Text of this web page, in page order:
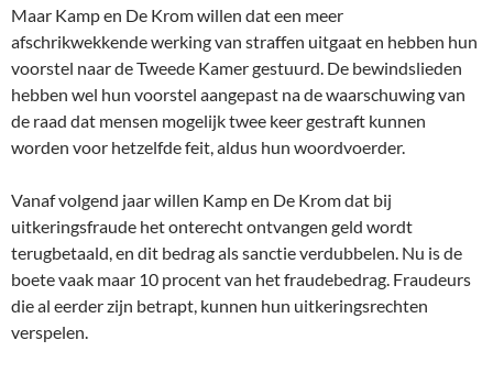
Maar Kamp en De Krom willen dat een meer
afschrikwekkende werking van straffen uitgaat en hebben hun
voorstel naar de Tweede Kamer gestuurd. De bewindslieden
hebben wel hun voorstel aangepast na de waarschuwing van
de raad dat mensen mogelijk twee keer gestraft kunnen
worden voor hetzelfde feit, aldus hun woordvoerder.
Vanaf volgend jaar willen Kamp en De Krom dat bij
uitkeringsfraude het onterecht ontvangen geld wordt
terugbetaald, en dit bedrag als sanctie verdubbelen. Nu is de
boete vaak maar 10 procent van het fraudebedrag. Fraudeurs
die al eerder zijn betrapt, kunnen hun uitkeringsrechten
verspelen.